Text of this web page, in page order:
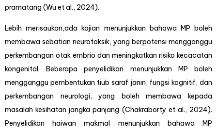
pramatang (Wu et al., 2024).
Lebih merisaukan,ada kajian menunjukkan bahawa MP boleh
membawa sebatian neurotoksik, yang berpotensi mengganggu
perkembangan otak embrio dan meningkatkan risiko kecacatan
kongenital. Beberapa penyelidikan menunjukkan MP boleh
mengganggu pembentukan tiub saraf janin, fungsi kognitif, dan
perkembangan neurologi, yang boleh membawa kepada
masalah kesihatan jangka panjang (Chakraborty et al., 2024).
Penyelidikan haiwan makmal menunjukkan bahawa MP